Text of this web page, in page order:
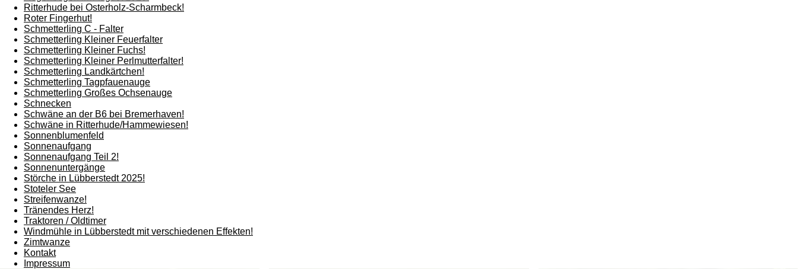
Ritterhude bei Osterholz-Scharmbeck!
Roter Fingerhut!
Schmetterling C - Falter
Schmetterling Kleiner Feuerfalter
Schmetterling Kleiner Fuchs!
Schmetterling Kleiner Perlmutterfalter!
Schmetterling Landkärtchen!
Schmetterling Tagpfauenauge
Schmetterling Großes Ochsenauge
Schnecken
Schwäne an der B6 bei Bremerhaven!
Schwäne in Ritterhude/Hammewiesen!
Sonnenblumenfeld
Sonnenaufgang
Sonnenaufgang Teil 2!
Sonnenuntergänge
Störche in Lübberstedt 2025!
Stoteler See
Streifenwanze!
Tränendes Herz!
Traktoren / Oldtimer
Windmühle in Lübberstedt mit verschiedenen Effekten!
Zimtwanze
Kontakt
Impressum